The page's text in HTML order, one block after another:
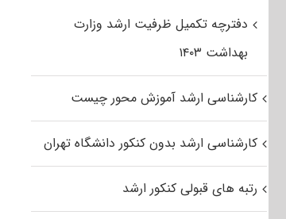
دفترچه تکمیل ظرفیت ارشد وزارت
بهداشت ۱۴۰۳
کارشناسی ارشد آموزش محور چیست
کارشناسی ارشد بدون کنکور دانشگاه تهران
رتبه های قبولی کنکور ارشد